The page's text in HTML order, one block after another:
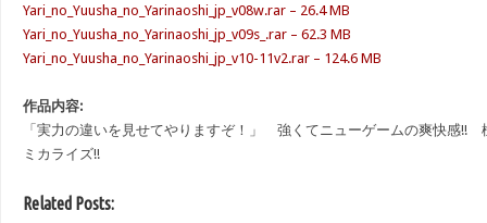
Yari_no_Yuusha_no_Yarinaoshi_jp_v08w.rar – 26.4 MB
Yari_no_Yuusha_no_Yarinaoshi_jp_v09s_.rar – 62.3 MB
Yari_no_Yuusha_no_Yarinaoshi_jp_v10-11v2.rar – 124.6 MB
作品内容:
「実力の違いを見せてやりますぞ！」 強くてニューゲームの爽快感!!
ミカライズ!!
Related Posts: